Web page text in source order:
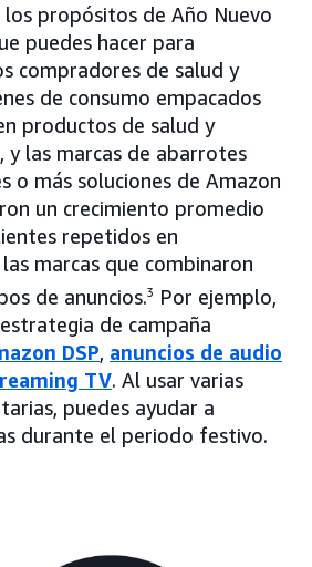
los propósitos de Año Nuevo
puedes hacer para
compradores de salud y
de consumo empacados
productos de salud y
y las marcas de abarrotes
o más soluciones de Amazon
un crecimiento promedio
repetidos en
marcas que combinaron
de anuncios.3
Por ejemplo,
de campaña
DSP, anuncios de audio
TV. Al usar varias
puedes ayudar a
durante el periodo festivo.